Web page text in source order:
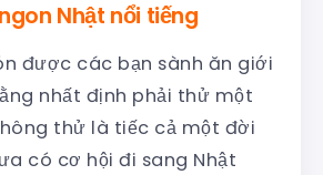
Nhật nổi tiếng
được các bạn sành ăn giới
nhất định phải thử một
thử là tiếc cả một đời
có cơ hội đi sang Nhật